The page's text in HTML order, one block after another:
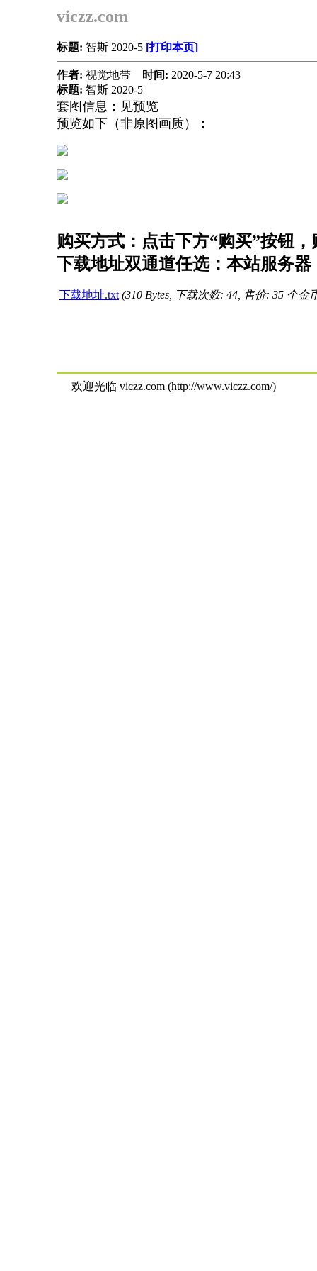
viczz.com
标题: 智斯 2020-5 [打印本页]
作者: 视觉地带 时间: 2020-5-7 20:43
标题: 智斯 2020-5
套图信息：见预览
预览如下（非原图画质）：
购买方式：点击下方“购买”按钮
下载地址双通道任选：本站服务
下载地址.txt (310 Bytes, 下载次数: 44, 售价: 35 个金
欢迎光临 viczz.com (http://www.viczz.com/)